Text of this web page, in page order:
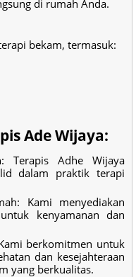
di rumah Anda.
bekam, termasuk:
Ade Wijaya:
Terapis Adhe Wijaya
dalam praktik terapi
Kami menyediakan
kenyamanan dan
berkomitmen untuk
dan kesejahteraan
yang berkualitas.